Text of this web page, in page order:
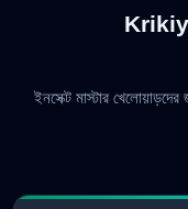
ইনসেক্ট মাস্টার